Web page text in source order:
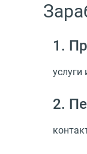
1.
услуги
2.